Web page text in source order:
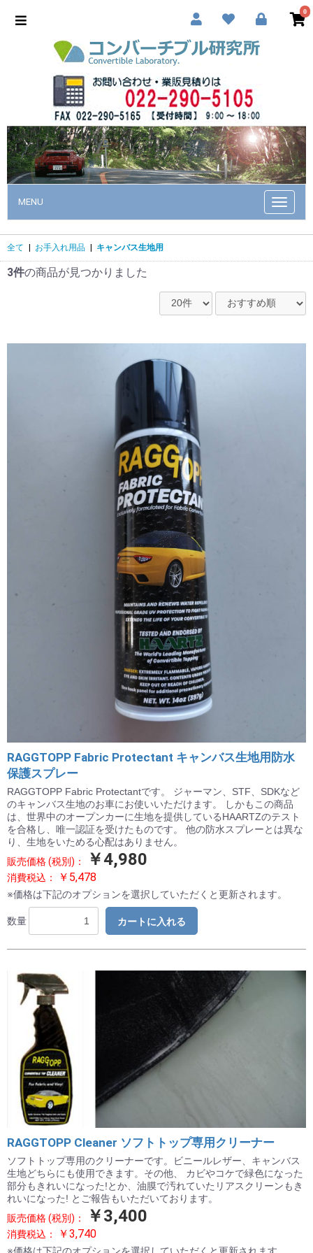
0
Toggle
MENU
全て お手入れ用品 キャンバス生地用
3件の商品が見つかりました
RAGGTOPP Fabric Protectant キャンバス生地用防水
保護スプレー
RAGGTOPP Fabric Protectantです。 ジャーマン、STF、SDKなど
のキャンバス生地のお車にお使いいただけます。 しかもこの商品
は、世界中のオープンカーに生地を提供しているHAARTZのテスト
を合格し、唯一認証を受けたものです。 他の防水スプレーとは異な
り、生地をいためる心配はありません。
販売価格 (税別)：
￥4,980
消費税込： ￥5,478
※価格は下記のオプションを選択していただくと更新されます。
数量 カートに入れる
RAGGTOPP Cleaner ソフトトップ専用クリーナー
ソフトトップ専用のクリーナーです。ビニールレザー、キャンバス
生地どちらにも使用できます。その他、 カビやコケで緑色になった
部分もきれいになった!とか、油膜で汚れていたリアスクリーンもき
れいになった! とご報告もいただいております。
販売価格 (税別)：
￥3,400
消費税込： ￥3,740